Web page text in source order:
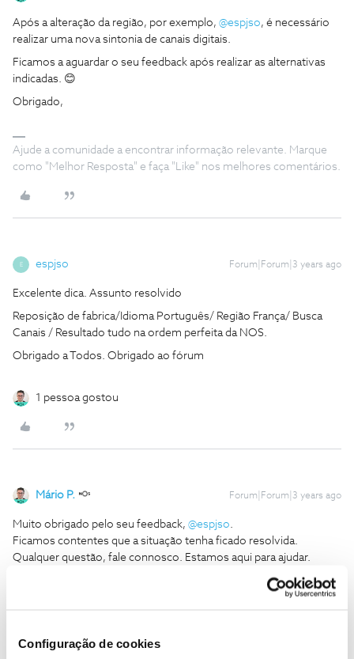
Configuração de cookies
Após a alteração da região, por exemplo, @espjso, é necessário
realizar uma nova sintonia de canais digitais.
Ficamos a aguardar o seu feedback após realizar as alternativas
indicadas. 😊
Obrigado,
Ajude a comunidade a encontrar informação relevante. Marque
como "Melhor Resposta" e faça "Like" nos melhores comentários.
E espjso Forum|Forum|3 years ago
Excelente dica. Assunto resolvido
Reposição de fabrica/Idioma Português/ Região França/ Busca
Canais / Resultado tudo na ordem perfeita da NOS.
Obrigado a Todos. Obrigado ao fórum
1 pessoa gostou
Mário P. Forum|Forum|3 years ago
Muito obrigado pelo seu feedback, @espjso.
Ficamos contentes que a situação tenha ficado resolvida.
Qualquer questão, fale connosco. Estamos aqui para ajudar.
como "Melhor Resposta" e faça "Like" nos melhores comentários.